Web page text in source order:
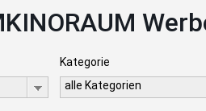
Kategorie
alle Kategorien